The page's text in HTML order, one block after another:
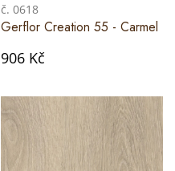
č. 0618
Gerflor Creation 55 - Carmel
906 Kč